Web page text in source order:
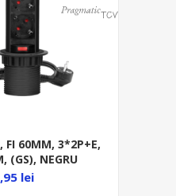
FI 60MM, 3*2P+E,
(GS), NEGRU
lei